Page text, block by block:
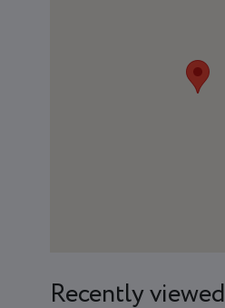
Recently viewed